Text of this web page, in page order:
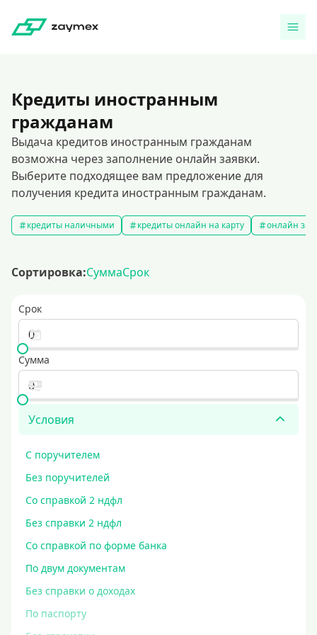
Кредиты иностранным
гражданам
Выдача кредитов иностранным гражданам
возможна через заполнение онлайн заявки.
Выберите подходящее вам предложение для
получения кредита иностранным гражданам.
кредиты наличными кредиты онлайн на карту онлайн
Сортировка:СуммаСрок
Срок
Сумма
Условия
С поручителем
Без поручителей
Со справкой 2 ндфл
Без справки 2 ндфл
Со справкой по форме банка
По двум документам
Без справки о доходах
По паспорту